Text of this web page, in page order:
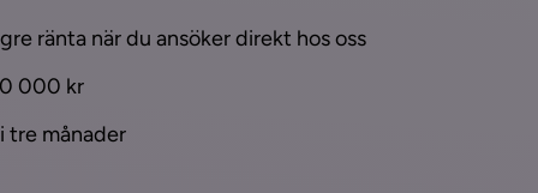
ränta när du ansöker direkt hos oss
000 kr
tre månader